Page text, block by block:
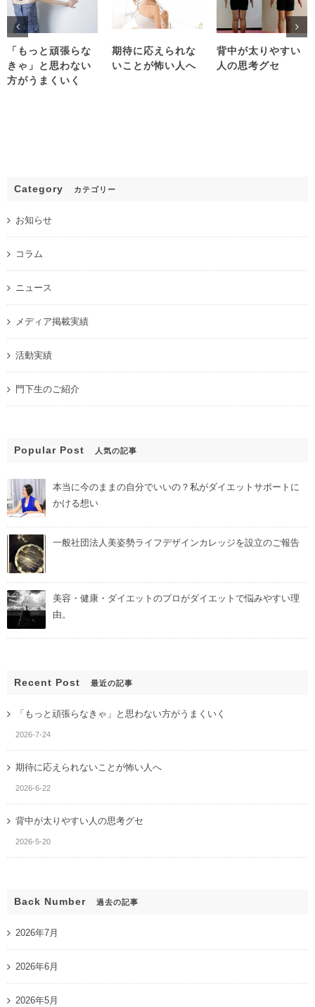
「もっと頑張らな
きゃ」と思わない
方がうまくいく
期待に応えられな
いことが怖い人へ
背中が太りやすい
人の思考グセ
Category カテゴリー
お知らせ
コラム
ニュース
メディア掲載実績
活動実績
門下生のご紹介
Popular Post 人気の記事
本当に今のままの自分でいいの？私がダイエットサポートに
かける想い
一般社団法人美姿勢ライフデザインカレッジを設立のご報告
美容・健康・ダイエットのプロがダイエットで悩みやすい理
由。
Recent Post 最近の記事
「もっと頑張らなきゃ」と思わない方がうまくいく
2026-7-24
期待に応えられないことが怖い人へ
2026-6-22
背中が太りやすい人の思考グセ
2026-5-20
Back Number 過去の記事
2026年7月
2026年6月
2026年5月